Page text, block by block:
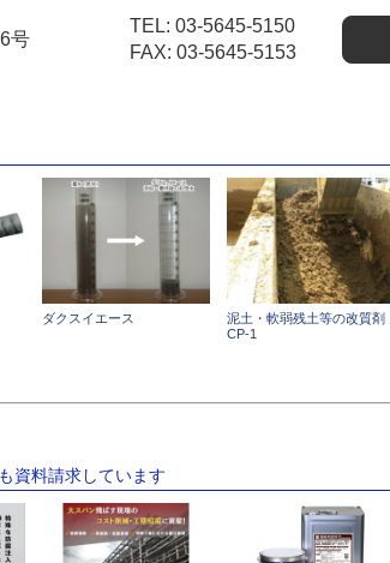
号
TEL: 03-5645-5150
FAX: 03-5645-5153
ダクスイエース
泥土・軟弱残土等の改質剤
CP-1
資料請求しています